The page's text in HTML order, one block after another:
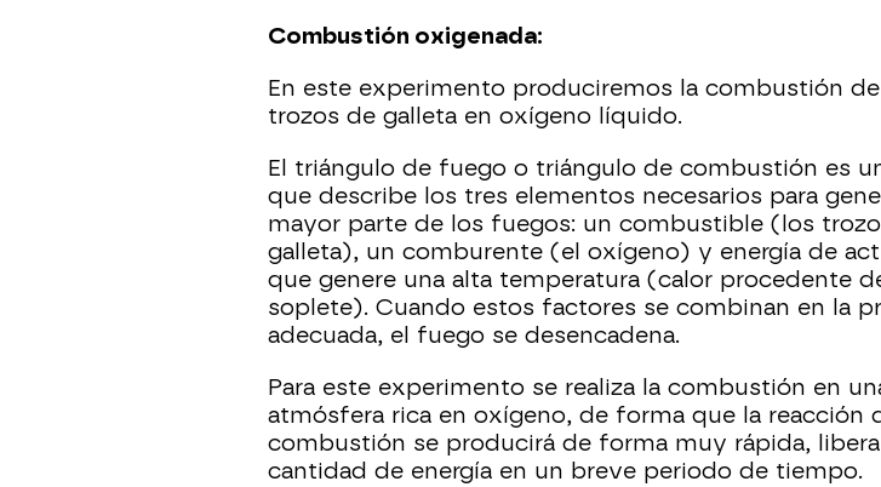
Combustión oxigenada:
En este experimento produciremos la combustión
trozos de galleta en oxígeno líquido.
El triángulo de fuego o triángulo de combustión es
que describe los tres elementos necesarios para
mayor parte de los fuegos: un combustible (los
galleta), un comburente (el oxígeno) y energía de
que genere una alta temperatura (calor procedente
soplete).​ Cuando estos factores se combinan en la
adecuada, el fuego se desencadena.
Para este experimento se realiza la combustión en
atmósfera rica en oxígeno, de forma que la reacción
combustión se producirá de forma muy rápida,
cantidad de energía en un breve periodo de tiempo.